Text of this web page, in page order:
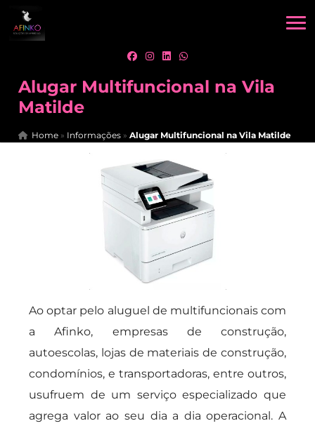
Alugar Multifuncional na Vila
Matilde
Home » Informações »Alugar Multifuncional na Vila Matilde
Ao optar pelo aluguel de multifuncionais com
a Afinko, empresas de construção,
autoescolas, lojas de materiais de construção,
condomínios, e transportadoras, entre outros,
usufruem de um serviço especializado que
agrega valor ao seu dia a dia operacional. A